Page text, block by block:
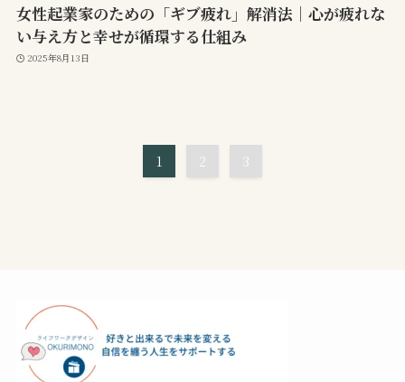
女性起業家のための「ギブ疲れ」解消法｜心が疲れな
い与え方と幸せが循環する仕組み
2025年8月13日
1 2 3